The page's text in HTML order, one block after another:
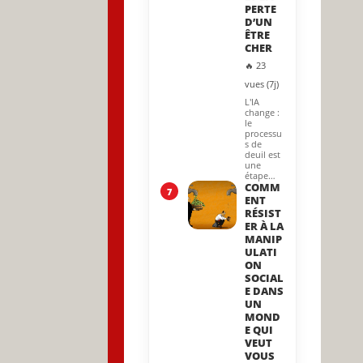
PERTE
D’UN
ÊTRE
CHER
🔥 23
vues (7j)
L'IA
change :
le
processu
s de
deuil est
une
étape…
7
COMM
ENT
RÉSIST
ER À LA
MANIP
ULATI
ON
SOCIAL
E DANS
UN
MOND
E QUI
VEUT
VOUS